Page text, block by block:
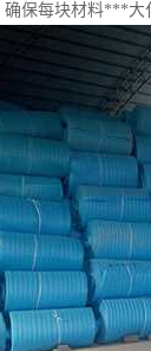
保每块材料***大